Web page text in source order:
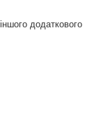
додаткового